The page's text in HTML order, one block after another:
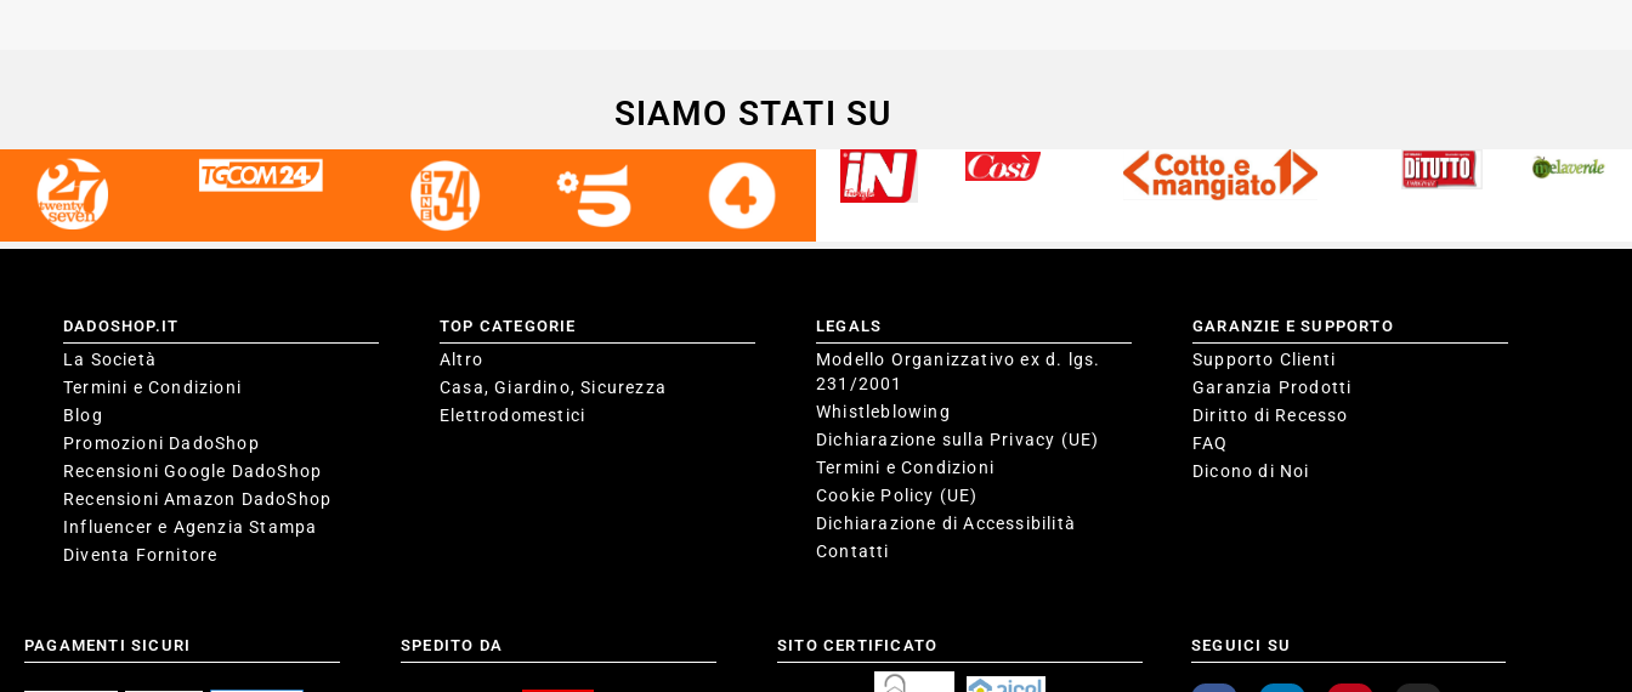
SIAMO STATI SU
DADOSHOP.IT
La Società
Termini e Condizioni
Blog
Promozioni DadoShop
Recensioni Google DadoShop
Recensioni Amazon DadoShop
Influencer e Agenzia Stampa
Diventa Fornitore
TOP CATEGORIE
Altro
Casa, Giardino, Sicurezza
Elettrodomestici
LEGALS
Modello Organizzativo ex d. lgs.
231/2001
Whistleblowing
Dichiarazione sulla Privacy (UE)
Termini e Condizioni
Cookie Policy (UE)
Dichiarazione di Accessibilità
Contatti
GARANZIE E SUPPORTO
Supporto Clienti
Garanzia Prodotti
Diritto di Recesso
FAQ
Dicono di Noi
PAGAMENTI SICURI SPEDITO DA SITO CERTIFICATO SEGUICI SU